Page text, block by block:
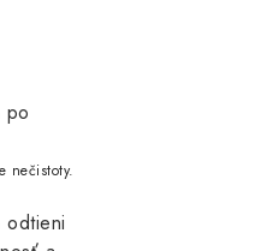
po
nečistoty.
odtieni